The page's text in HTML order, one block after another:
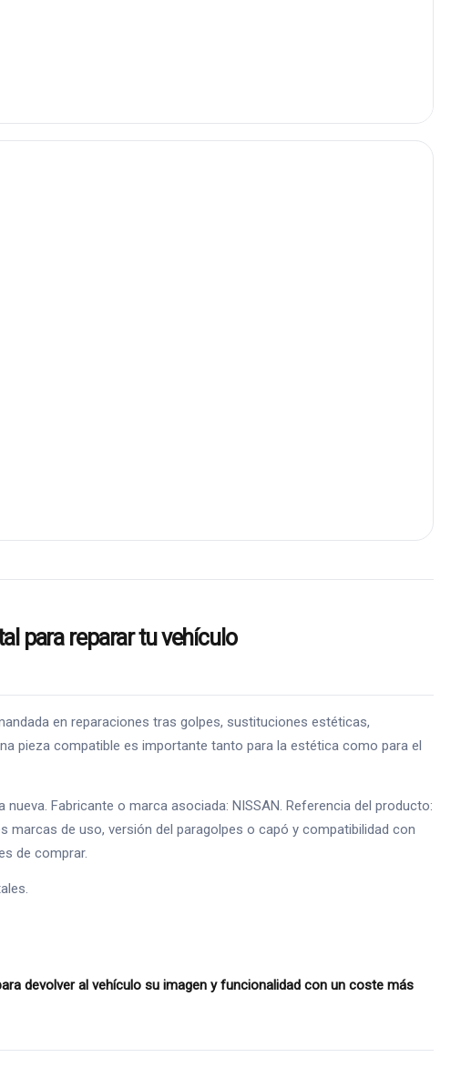
para reparar tu vehículo
en reparaciones tras golpes, sustituciones estéticas,
pieza compatible es importante tanto para la estética como para el
Fabricante o marca asociada: NISSAN. Referencia del producto:
marcas de uso, versión del paragolpes o capó y compatibilidad con
de comprar.
devolver al vehículo su imagen y funcionalidad con un coste más